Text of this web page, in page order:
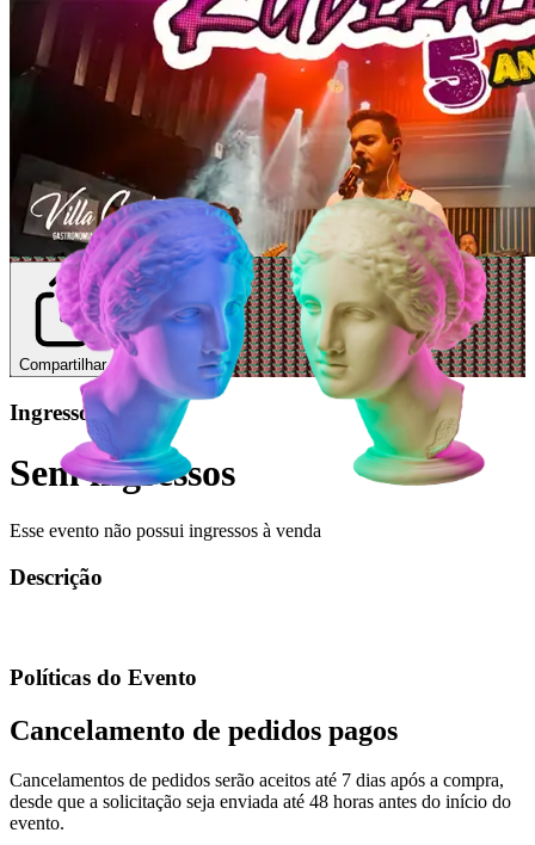
Compartilhar
Ingressos
Sem ingressos
Esse evento não possui ingressos à venda
Descrição
Políticas do Evento
Cancelamento de pedidos pagos
Cancelamentos de pedidos serão aceitos até 7 dias após a compra,
desde que a solicitação seja enviada até 48 horas antes do início do
evento.